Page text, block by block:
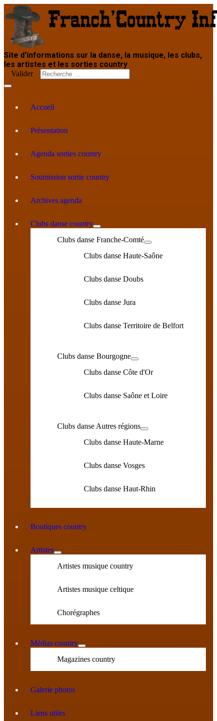
Site d'informations sur la danse, la musique, les clubs,
les artistes et les sorties country
Valider
Accueil
Présentation
Agenda sorties country
Soumission sortie country
Archives agenda
Clubs danse country
Clubs danse Franche-Comté
Clubs danse Haute-Saône
Clubs danse Doubs
Clubs danse Jura
Clubs danse Territoire de Belfort
Clubs danse Bourgogne
Clubs danse Côte d'Or
Clubs danse Saône et Loire
Clubs danse Autres régions
Clubs danse Haute-Marne
Clubs danse Vosges
Clubs danse Haut-Rhin
Boutiques country
Artistes
Artistes musique country
Artistes musique celtique
Chorégraphes
Médias country
Magazines country
Galerie photos
Liens utiles